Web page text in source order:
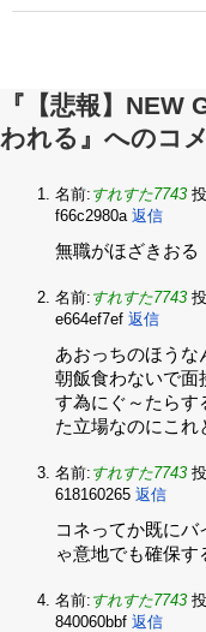
『【悲報】NEW
われる』へのコ
名前: すれすた7743
f66c2980a 返信
無職がほざきおる
名前: すれすた7743
e664ef7ef 返信
あおっちのほうな
朝飯食わないで面
す為にぐ～たらす
た立場なのにこれ
名前: すれすた7743
618160265 返信
コネってか既にバ
ゃ意地でも確保す
名前: すれすた7743
840060bbf 返信